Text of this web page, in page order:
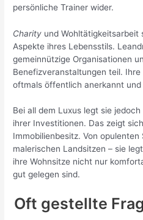
persönliche Trainer wider.
Charity und Wohltätigkeitsarbeit
Aspekte ihres Lebensstils.
gemeinnützige Organisationen
Benefizveranstaltungen teil.
oftmals öffentlich anerkannt
Bei all dem Luxus legt sie
ihrer Investitionen. Das zeigt
Immobilienbesitz. Von
malerischen Landsitzen – sie
ihre Wohnsitze nicht nur
gut gelegen sind.
Oft gestellte